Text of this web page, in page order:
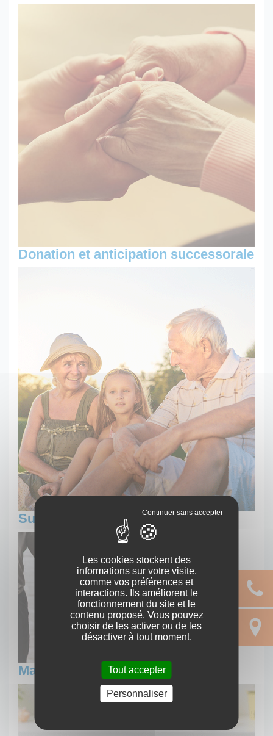
Donation et anticipation successorale
Succession
Mariage, pacs, concubinage
Les cookies stockent des
informations sur votre visite,
comme vos préférences et
interactions. Ils améliorent le
fonctionnement du site et le
contenu proposé. Vous pouvez
choisir de les activer ou de les
désactiver à tout moment.
Tout accepter
Personnaliser